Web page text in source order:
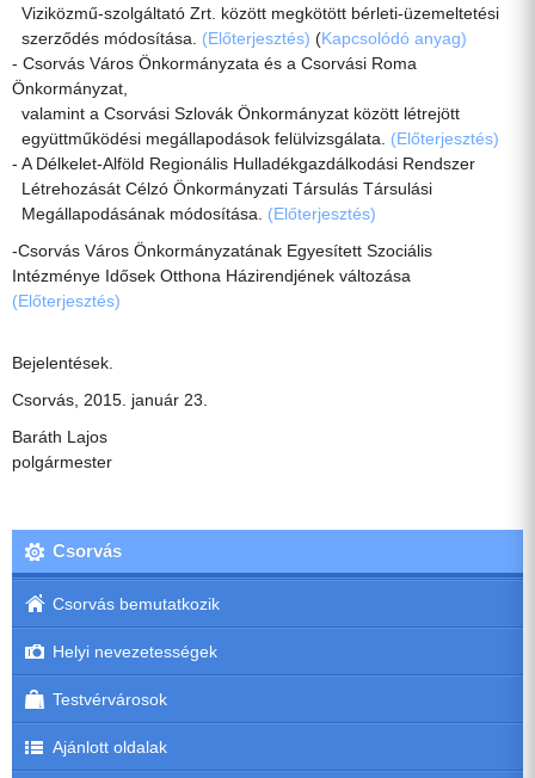
Viziközmű-szolgáltató Zrt. között megkötött bérleti-üzemeltetési
szerződés módosítása. (Előterjesztés) (Kapcsolódó anyag)
- Csorvás Város Önkormányzata és a Csorvási Roma
Önkormányzat,
valamint a Csorvási Szlovák Önkormányzat között létrejött
együttműködési megállapodások felülvizsgálata. (Előterjesztés)
- A Délkelet-Alföld Regionális Hulladékgazdálkodási Rendszer
Létrehozását Célzó Önkormányzati Társulás Társulási
Megállapodásának módosítása. (Előterjesztés)
-Csorvás Város Önkormányzatának Egyesített Szociális
Intézménye Idősek Otthona Házirendjének változása
(Előterjesztés)
Bejelentések.
Csorvás, 2015. január 23.
Baráth Lajos
polgármester
Csorvás
Csorvás bemutatkozik
Helyi nevezetességek
Testvérvárosok
Ajánlott oldalak